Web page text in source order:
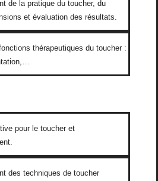
de la pratique du toucher, du
et évaluation des résultats.
thérapeutiques du toucher :
pour le toucher et
des techniques de toucher